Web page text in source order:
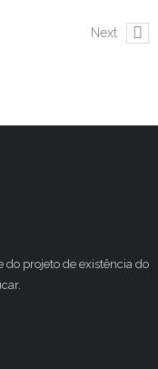
Next
do projeto de existência do